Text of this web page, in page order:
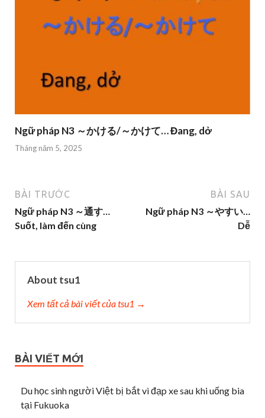
Ngữ pháp N3 ～かける/～かけて… Đang, dở
Tháng năm 5, 2025
BÀI TRƯỚC
Ngữ pháp N3 ～通す…
Suốt, làm đến cùng
BÀI SAU
Ngữ pháp N3 ～やすい…
Dễ
About tsu1
Xem tất cả bài viết của tsu1 →
BÀI VIẾT MỚI
Du học sinh người Việt bị bắt vì đạp xe sau khi uống bia
tại Fukuoka